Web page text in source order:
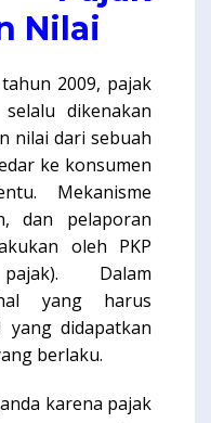
Nilai
2009, pajak
dikenakan
nilai dari sebuah
ke konsumen
Mekanisme
dan pelaporan
oleh PKP
Dalam
yang harus
didapatkan
berlaku.
karena pajak